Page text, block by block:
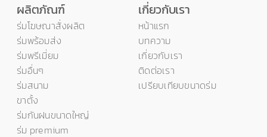
ผลิตภัณฑ์
ร่มโฆษณาสั่งผลิต
ร่มพร้อมส่ง
ร่มพรีเมี่ยม
ร่มอื่นๆ
ร่มสนาม
ขาตั้ง
ร่มกันฝนขนาดใหญ่
ร่ม premium
เกี่ยวกับเรา
หน้าแรก
บทความ
เกี่ยวกับเรา
ติดต่อเรา
เปรียบเทียบขนาดร่ม